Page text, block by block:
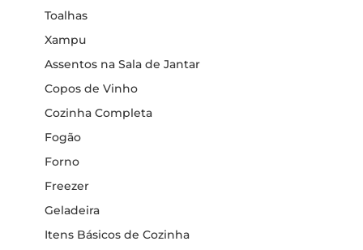
Toalhas
Xampu
Assentos na Sala de Jantar
Copos de Vinho
Cozinha Completa
Fogão
Forno
Freezer
Geladeira
Itens Básicos de Cozinha